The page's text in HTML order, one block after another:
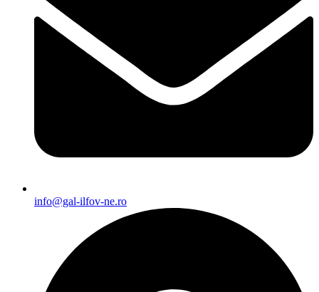
info@gal-ilfov-ne.ro